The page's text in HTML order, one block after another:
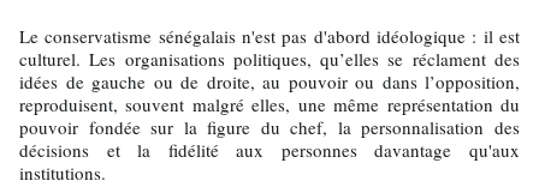
Le conservatisme sénégalais n'est pas d'abord idéologique : il est
culturel. Les organisations politiques, qu’elles se réclament des
idées de gauche ou de droite, au pouvoir ou dans l’opposition,
reproduisent, souvent malgré elles, une même représentation du
pouvoir fondée sur la figure du chef, la personnalisation des
décisions et la fidélité aux personnes davantage qu'aux
institutions.